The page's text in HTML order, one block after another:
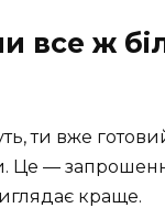
все ж
ти вже
Це —
краще.